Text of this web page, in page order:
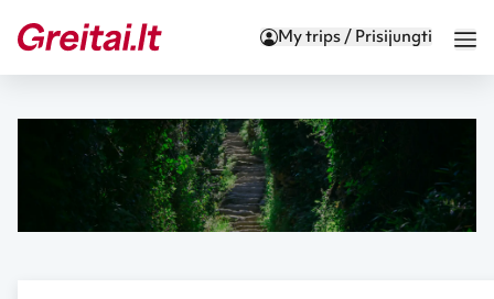
My trips / Prisijungti